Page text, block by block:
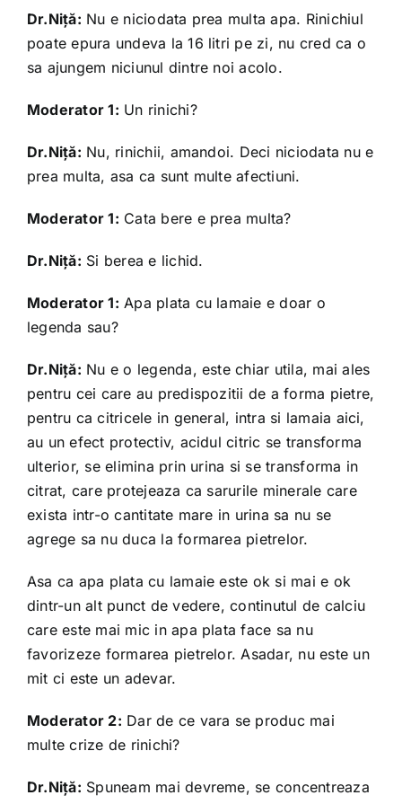
Dr.Niță: Nu e niciodata prea multa apa. Rinichiul
poate epura undeva la 16 litri pe zi, nu cred ca o
sa ajungem niciunul dintre noi acolo.
Moderator 1: Un rinichi?
Dr.Niță: Nu, rinichii, amandoi. Deci niciodata nu e
prea multa, asa ca sunt multe afectiuni.
Moderator 1: Cata bere e prea multa?
Dr.Niță: Si berea e lichid.
Moderator 1: Apa plata cu lamaie e doar o
legenda sau?
Dr.Niță: Nu e o legenda, este chiar utila, mai ales
pentru cei care au predispozitii de a forma pietre,
pentru ca citricele in general, intra si lamaia aici,
au un efect protectiv, acidul citric se transforma
ulterior, se elimina prin urina si se transforma in
citrat, care protejeaza ca sarurile minerale care
exista intr-o cantitate mare in urina sa nu se
agrege sa nu duca la formarea pietrelor.
Asa ca apa plata cu lamaie este ok si mai e ok
dintr-un alt punct de vedere, continutul de calciu
care este mai mic in apa plata face sa nu
favorizeze formarea pietrelor. Asadar, nu este un
mit ci este un adevar.
Moderator 2: Dar de ce vara se produc mai
multe crize de rinichi?
Dr.Niță: Spuneam mai devreme, se concentreaza